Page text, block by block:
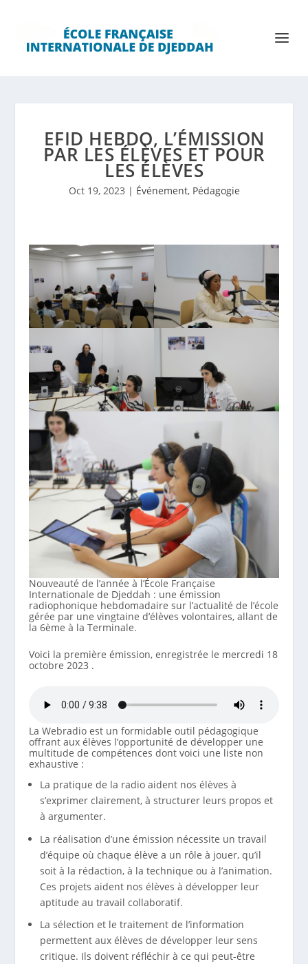
EFID HEBDO, L’ÉMISSION
PAR LES ÉLÈVES ET POUR
LES ÉLÈVES
Oct 19, 2023 | Événement, Pédagogie
Nouveauté de l’année à l’École Française
Internationale de Djeddah : une émission
radiophonique hebdomadaire sur l’actualité de l’école
gérée par une vingtaine d’élèves volontaires, allant de
la 6ème à la Terminale.
Voici la première émission, enregistrée le mercredi 18
octobre 2023 .
La Webradio est un formidable outil pédagogique
offrant aux élèves l’opportunité de développer une
multitude de compétences dont voici une liste non
exhaustive :
La pratique de la radio aident nos élèves à
s’exprimer clairement, à structurer leurs propos et
à argumenter.
La réalisation d’une émission nécessite un travail
d’équipe où chaque élève a un rôle à jouer, qu’il
soit à la rédaction, à la technique ou à l’animation.
Ces projets aident nos élèves à développer leur
aptitude au travail collaboratif.
La sélection et le traitement de l’information
permettent aux élèves de développer leur sens
critique. Ils doivent réfléchir à ce qui peut-être